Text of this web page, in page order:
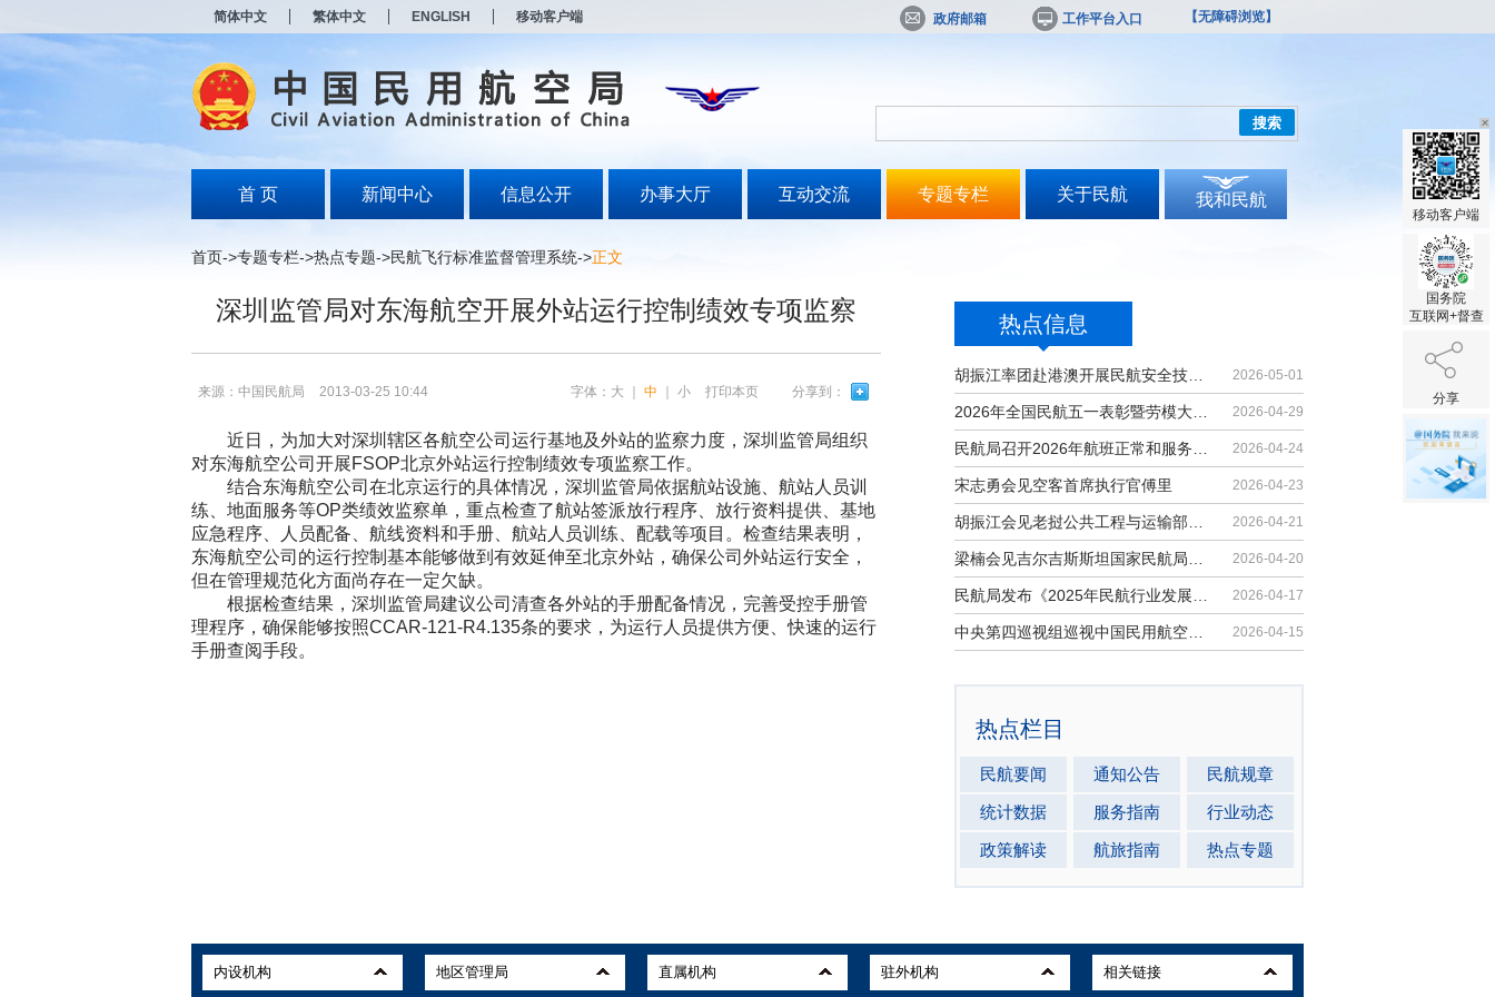
简体中文 繁体中文 ENGLISH 移动客户端 政府邮箱 工作平台入口 【无障碍浏览】
搜索
首 页 新闻中心 信息公开 办事大厅 互动交流 专题专栏 关于民航 我和民航
首页->专题专栏->热点专题->民航飞行标准监督管理系统->正文
热点信息
2026-05-01
2026-04-29
2026-04-24
宋志勇会见空客首席执行官傅里 2026-04-23
2026-04-21
2026-04-20
2026-04-17
2026-04-15
热点栏目
民航要闻 通知公告
民航规章
统计数据
服务指南
行业动态
政策解读
航旅指南 热点专题
深圳监管局对东海航空开展外站运行控制绩效专项监察
来源：中国民航局 2013-03-25 10:44 字体： 大 中 小 打印本页 分享到：
近日，为加大对深圳辖区各航空公司运行基地及外站的监察力度，深圳监管局组织
对东海航空公司开展FSOP北京外站运行控制绩效专项监察工作。
结合东海航空公司在北京运行的具体情况，深圳监管局依据航站设施、航站人员训
练、地面服务等OP类绩效监察单，重点检查了航站签派放行程序、放行资料提供、基地
应急程序、人员配备、航线资料和手册、航站人员训练、配载等项目。检查结果表明，
东海航空公司的运行控制基本能够做到有效延伸至北京外站，确保公司外站运行安全，
但在管理规范化方面尚存在一定欠缺。
根据检查结果，深圳监管局建议公司清查各外站的手册配备情况，完善受控手册管
理程序，确保能够按照CCAR-121-R4.135条的要求，为运行人员提供方便、快速的运行
手册查阅手段。
移动客户端
国务院
互联网+督查
分享
打
无
障